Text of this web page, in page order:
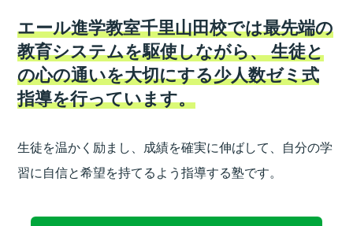
エール進学教室千里山田校では最先端の
教育システムを駆使しながら、生徒と
の心の通いを大切にする少人数ゼミ式
指導を行っています。
生徒を温かく励まし、成績を確実に伸ばして、 自分の学
習に自信と希望を持てるよう指導する塾です。